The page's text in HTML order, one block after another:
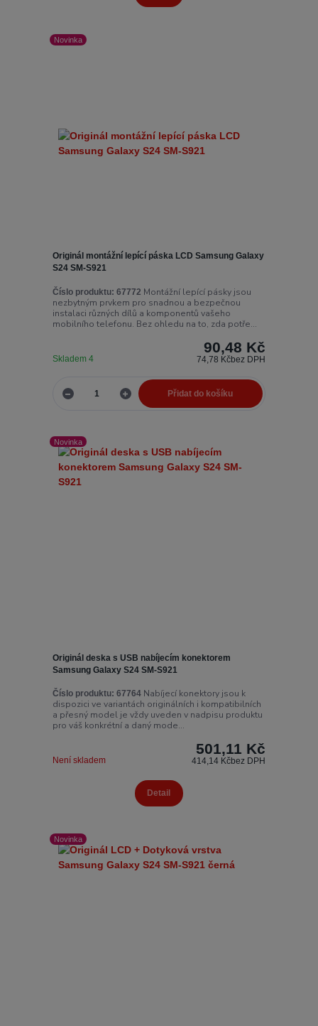
Novinka
Originál montážní lepící páska LCD Samsung Galaxy
S24 SM-S921
Číslo produktu: 67772 Montážní lepící pásky jsou
nezbytným prvkem pro snadnou a bezpečnou
instalaci různých dílů a komponentů vašeho
mobilního telefonu. Bez ohledu na to, zda potře...
90,48 Kč
74,78 Kčbez DPH
Skladem 4
Přidat do košíku
Novinka
Originál deska s USB nabíjecím konektorem
Samsung Galaxy S24 SM-S921
Číslo produktu: 67764Nabíjecí konektory jsou k
dispozici ve variantách originálních i kompatibilních
a přesný model je vždy uveden v nadpisu produktu
pro váš konkrétní a daný mode...
501,11 Kč
414,14 Kčbez DPH
Není skladem
Detail
Novinka